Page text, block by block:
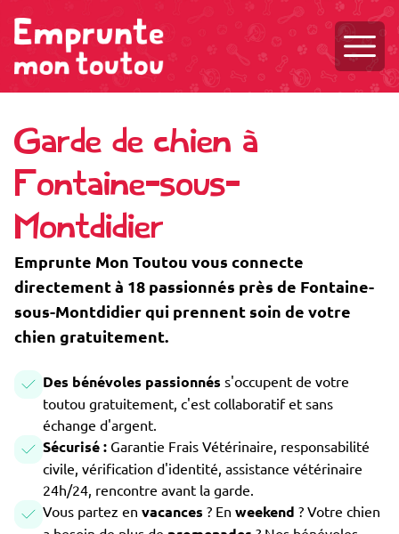
Garde de chien à
Fontaine-sous-
Montdidier
Emprunte Mon Toutou vous connecte
directement à 18 passionnés près de Fontaine-
sous-Montdidier qui prennent soin de votre
chien gratuitement.
Des bénévoles passionnés s'occupent de votre
toutou gratuitement, c'est collaboratif et sans
échange d'argent.
Sécurisé : Garantie Frais Vétérinaire, responsabilité
civile, vérification d'identité, assistance vétérinaire
24h/24, rencontre avant la garde.
Vous partez en vacances ? En weekend ? Votre chien